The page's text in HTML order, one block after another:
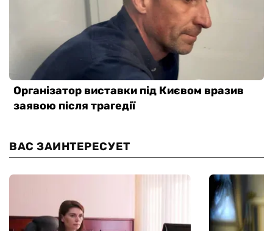
ВАС ЗАИНТЕРЕСУЕТ